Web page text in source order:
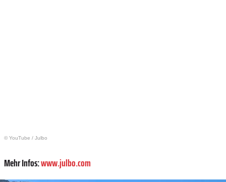
© YouTube / Julbo
Mehr Infos:www.julbo.com